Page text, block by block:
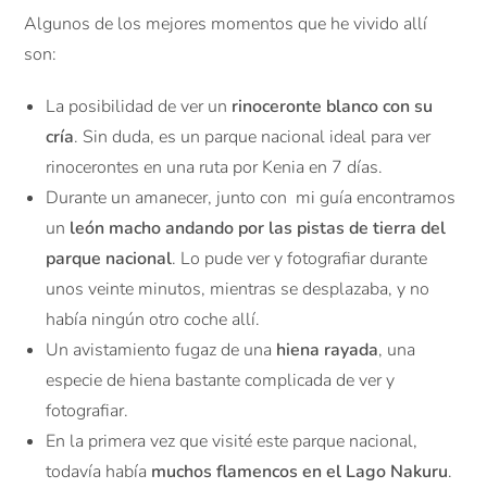
Algunos de los mejores momentos que he vivido allí
son:
La posibilidad de ver un rinoceronte blanco con su
cría. Sin duda, es un parque nacional ideal para ver
rinocerontes en una ruta por Kenia en 7 días.
Durante un amanecer, junto con mi guía encontramos
un león macho andando por las pistas de tierra del
parque nacional. Lo pude ver y fotografiar durante
unos veinte minutos, mientras se desplazaba, y no
había ningún otro coche allí.
Un avistamiento fugaz de una hiena rayada, una
especie de hiena bastante complicada de ver y
fotografiar.
En la primera vez que visité este parque nacional,
todavía había muchos flamencos en el Lago Nakuru.